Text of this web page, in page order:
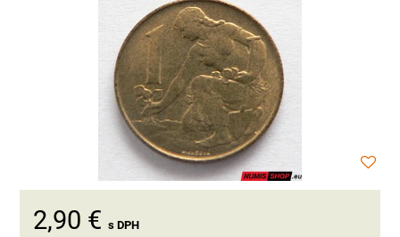
2,90 € s DPH